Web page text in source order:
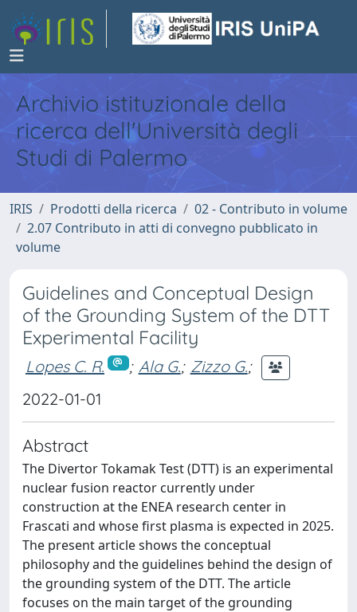
Archivio istituzionale della
ricerca dell'Università degli
Studi di Palermo
IRIS Prodotti della ricerca
02 - Contributo in volume
2.07 Contributo in atti di convegno pubblicato in
volume
Guidelines and Conceptual Design
of the Grounding System of the DTT
Experimental Facility
Lopes C. R. ; Ala G.; Zizzo G.;
2022-01-01
Abstract
The Divertor Tokamak Test (DTT) is an experimental
nuclear fusion reactor currently under
construction at the ENEA research center in
Frascati and whose first plasma is expected in 2025.
The present article shows the conceptual
philosophy and the guidelines behind the design of
the grounding system of the DTT. The article
focuses on the main target of the grounding